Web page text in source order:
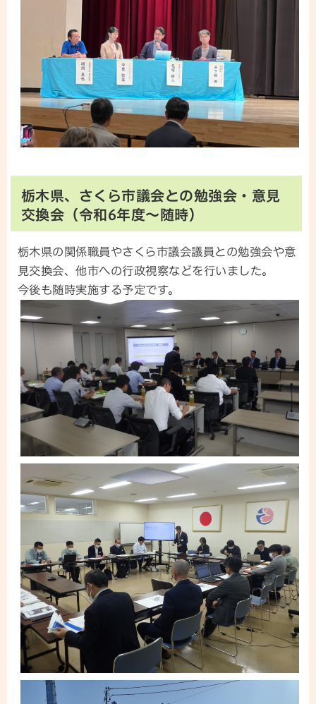
栃木県、さくら市議会との勉強会・意見
交換会（令和6年度～随時）
栃木県の関係職員やさくら市議会議員との勉強会や意
見交換会、他市への行政視察などを行いました。
今後も随時実施する予定です。